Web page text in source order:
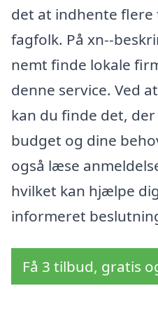
det at indhente
fagfolk. På xn--
nemt finde lokale
denne service. Ved
kan du finde det,
budget og dine
også læse
hvilket kan hjælpe
informeret
Få 3 tilbud, gratis